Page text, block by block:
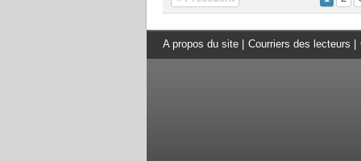
A propos du site Courriers des lecteurs